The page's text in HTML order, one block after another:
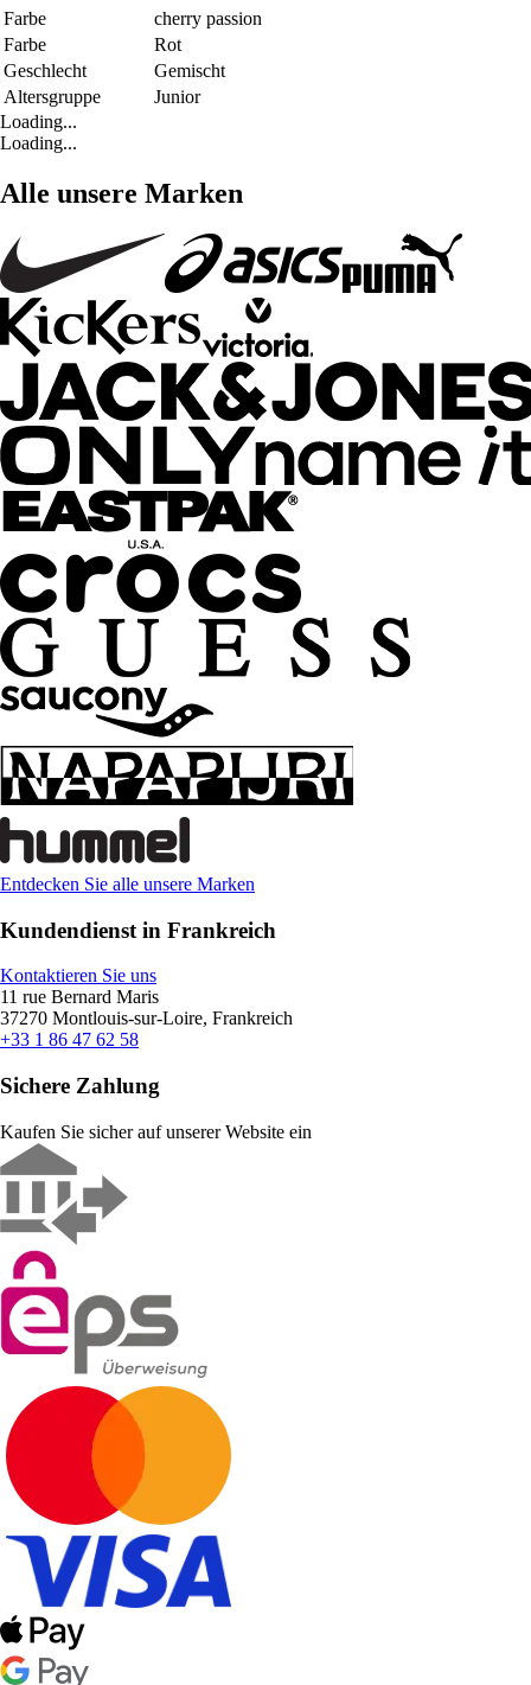
Farbe
cherry passion
Farbe
Rot
Geschlecht
Gemischt
Altersgruppe
Junior
Loading...
Loading...
Alle unsere Marken
Entdecken Sie alle unsere Marken
Kundendienst in Frankreich
Kontaktieren Sie uns
11 rue Bernard Maris
37270 Montlouis-sur-Loire, Frankreich
+33 1 86 47 62 58
Sichere Zahlung
Kaufen Sie sicher auf unserer Website ein